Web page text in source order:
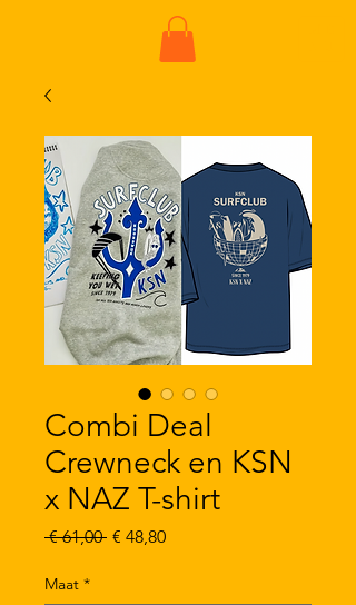
Combi Deal
Crewneck en KSN
x NAZ T-shirt
€ 61,00 Normale
€ 48,80Verkoopprijs
Maat *